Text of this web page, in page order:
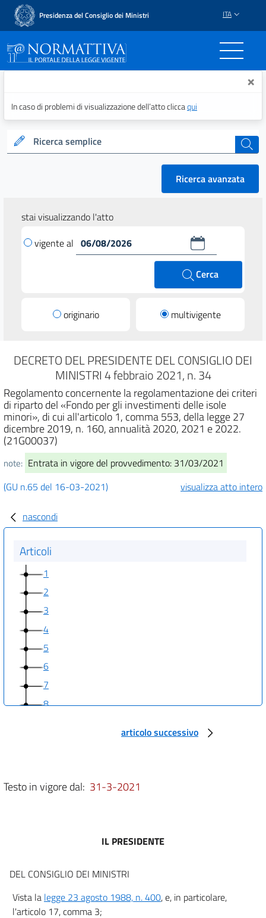
Presidenza del Consiglio dei Ministri ITA
Normattiva - Il portale ×
In caso di problemi di visualizzazione dell’atto cliccaqui
Ricerca semplice cerca
Ricerca avanzata
stai visualizzando l'atto
vigente al
Cerca
originario multivigente
DECRETO DEL PRESIDENTE DEL CONSIGLIO DEI
MINISTRI 4 febbraio 2021, n. 34
Regolamento concernente la regolamentazione dei criteri
di riparto del «Fondo per gli investimenti delle isole
minori», di cui all'articolo 1, comma 553, della legge 27
dicembre 2019, n. 160, annualità 2020, 2021 e 2022.
(21G00037)
note: Entrata in vigore del provvedimento: 31/03/2021
(GU n.65 del 16-03-2021)
visualizza atto intero
nascondi
Articoli
1
2
3
4
5
6
7
8
13
articolo successivo
Testo in vigore dal: 31-3-2021
IL PRESIDENTE
DEL CONSIGLIO DEI MINISTRI
Vista la legge 23 agosto 1988, n. 400, e, in particolare,
l'articolo 17, comma 3;